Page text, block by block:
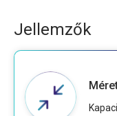
Jellemzők